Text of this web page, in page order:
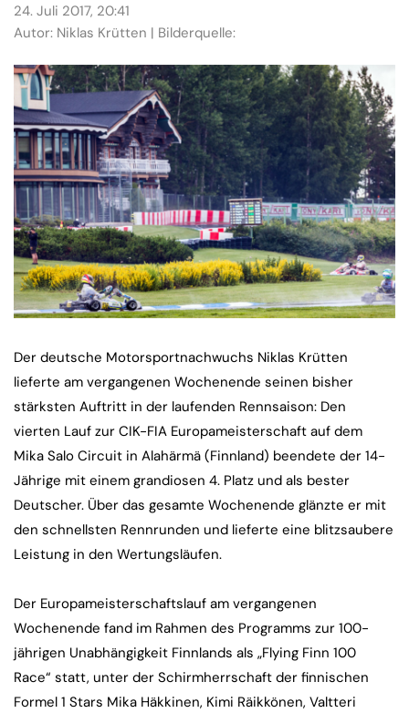
24. Juli 2017, 20:41
Autor: Niklas Krütten | Bilderquelle:
Der deutsche Motorsportnachwuchs Niklas Krütten
lieferte am vergangenen Wochenende seinen bisher
stärksten Auftritt in der laufenden Rennsaison: Den
vierten Lauf zur CIK-FIA Europameisterschaft auf dem
Mika Salo Circuit in Alahärmä (Finnland) beendete der 14-
Jährige mit einem grandiosen 4. Platz und als bester
Deutscher. Über das gesamte Wochenende glänzte er mit
den schnellsten Rennrunden und lieferte eine blitzsaubere
Leistung in den Wertungsläufen.
Der Europameisterschaftslauf am vergangenen
Wochenende fand im Rahmen des Programms zur 100-
jährigen Unabhängigkeit Finnlands als „Flying Finn 100
Race“ statt, unter der Schirmherrschaft der finnischen
Formel 1 Stars Mika Häkkinen, Kimi Räikkönen, Valtteri